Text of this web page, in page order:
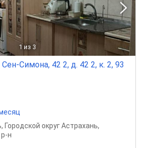
1 из 3
Симона, 42 2, д. 42 2, к. 2, 93
, Городской округ Астрахань,
н